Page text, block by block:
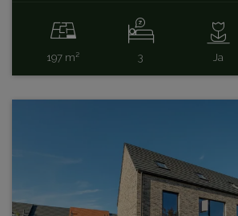
197 m² 3 Ja